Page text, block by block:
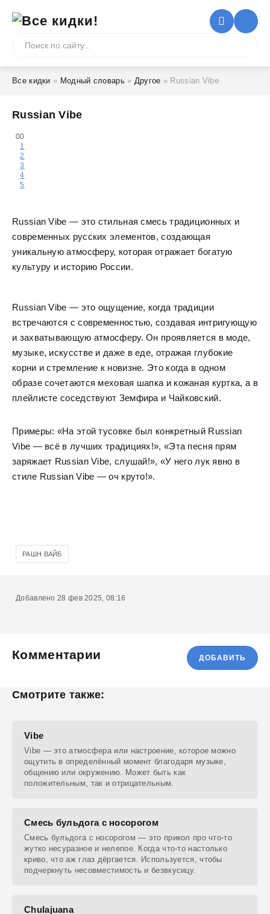
Все кидки » Модный словарь» Другое » Russian Vibe
Russian Vibe
00
1
2
3
4
5
Russian Vibe — это стильная смесь традиционных и
современных русских элементов, создающая
уникальную атмосферу, которая отражает богатую
культуру и историю России.
Russian Vibe — это ощущение, когда традиции
встречаются с современностью, создавая интригующую
и захватывающую атмосферу. Он проявляется в моде,
музыке, искусстве и даже в еде, отражая глубокие
корни и стремление к новизне. Это когда в одном
образе сочетаются меховая шапка и кожаная куртка, а в
плейлисте соседствуют Земфира и Чайковский.
Примеры: «На этой тусовке был конкретный Russian
Vibe — всё в лучших традициях!», «Эта песня прям
заряжает Russian Vibe, слушай!», «У него лук явно в
стиле Russian Vibe — оч круто!».
РАШН ВАЙБ
Добавлено 28 фев 2025, 08:16
Комментарии ДОБАВИТЬ
Смотрите также:
Vibe
Vibe — это атмосфера или настроение, которое можно
ощутить в определённый момент благодаря музыке,
общению или окружению. Может быть как
положительным, так и отрицательным.
Смесь бульдога с носорогом
Смесь бульдога с носорогом — это прикол про что-то
жутко несуразное и нелепое. Когда что-то настолько
криво, что аж глаз дёргается. Используется, чтобы
подчеркнуть несовместимость и безвкусицу.
Chulajuana